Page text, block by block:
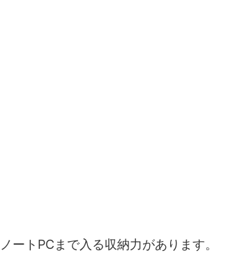
ートPCまで入る収納力があります。